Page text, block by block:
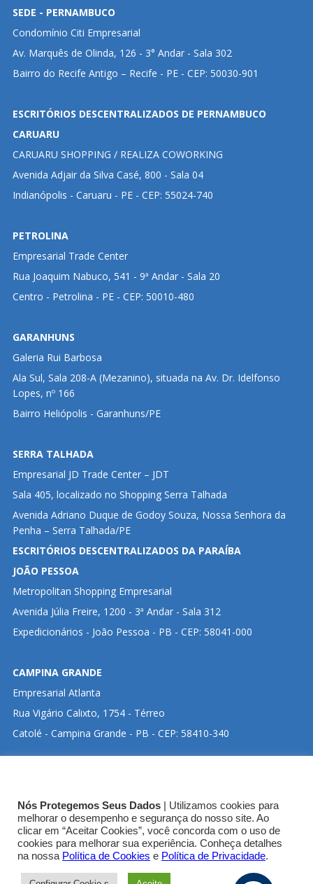
SEDE - PERNAMBUCO
Condomínio Citi Empresarial
Av. Marquês de Olinda, 126 - 3° Andar - Sala 302
Bairro do Recife Antigo – Recife - PE - CEP: 50030-901
ESCRITÓRIOS DESCENTRALIZADOS DE PERNAMBUCO
CARUARU
CARUARU SHOPPING / REALIZA COWORKING
Avenida Adjair da Silva Casé, 800 - Sala 04
Indianópolis - Caruaru - PE - CEP: 55024-740
PETROLINA
Empresarial Trade Center
Rua Joaquim Nabuco, 541 - 9ª Andar - Sala 20
Centro - Petrolina - PE - CEP: 50010-480
GARANHUNS
Galeria Rui Barbosa
Ala Sul, Sala 208-A (Mezanino), situada na Av. Dr. Idelfonso
Lopes, nº 166
Bairro Heliópolis - Garanhuns/PE
SERRA TALHADA
Empresarial JD Trade Center – JDT
Sala 405, localizado no Shopping Serra Talhada
Avenida Adriano Duque de Godoy Souza, Nossa Senhora da
Penha – Serra Talhada/PE
ESCRITÓRIOS DESCENTRALIZADOS DA PARAÍBA
JOÃO PESSOA
Metropolitan Shopping Empresarial
Avenida Júlia Freire, 1200 - 3ª Andar - Sala 312
Expedicionários - João Pessoa - PB - CEP: 58041-000
CAMPINA GRANDE
Empresarial Atlanta
Rua Vigário Calixto, 1754 - Térreo
Catolé - Campina Grande - PB - CEP: 58410-340
GOOGLE MAPS:
SEDE CRT-03
Nós Protegemos Seus Dados | Utilizamos cookies para
melhorar o desempenho e segurança do nosso site. Ao
clicar em “Aceitar Cookies”, você concorda com o uso de
cookies para melhorar sua experiência. Conheça detalhes
na nossa Política de Cookies e Política de Privacidade.